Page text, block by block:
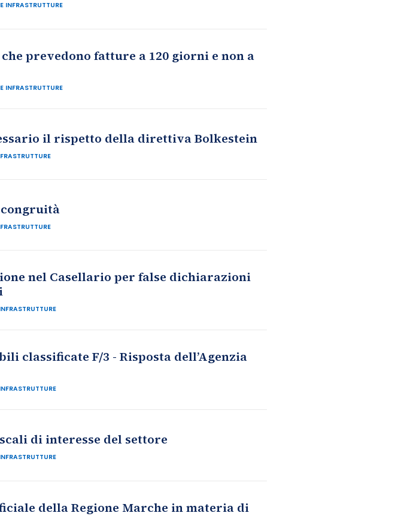
INFRASTRUTTURE
prevedono fatture a 120 giorni e non a
INFRASTRUTTURE
il rispetto della direttiva Bolkestein
congruità
nel Casellario per false dichiarazioni
classificate F/3 - Risposta dell’Agenzia
di interesse del settore
della Regione Marche in materia di